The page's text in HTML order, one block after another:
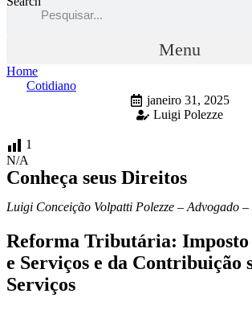
Menu
Home
Cotidiano
janeiro 31, 2025
Luigi Polezze
1
N/A
Conheça seus Direitos
Luigi Conceição Volpatti Polezze – Advogado
Reforma Tributária: Imposto
e Serviços e da Contribuição
Serviços